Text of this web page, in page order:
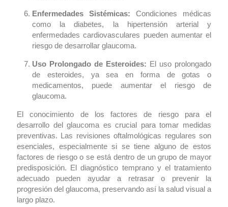
Enfermedades Sistémicas: Condiciones médicas
como la diabetes, la hipertensión arterial y
enfermedades cardiovasculares pueden aumentar el
riesgo de desarrollar glaucoma.
Uso Prolongado de Esteroides: El uso prolongado
de esteroides, ya sea en forma de gotas o
medicamentos, puede aumentar el riesgo de
glaucoma.
El conocimiento de los factores de riesgo para el
desarrollo del glaucoma es crucial para tomar medidas
preventivas. Las revisiones oftalmológicas regulares son
esenciales, especialmente si se tiene alguno de estos
factores de riesgo o se está dentro de un grupo de mayor
predisposición. El diagnóstico temprano y el tratamiento
adecuado pueden ayudar a retrasar o prevenir la
progresión del glaucoma, preservando así la salud visual a
largo plazo.